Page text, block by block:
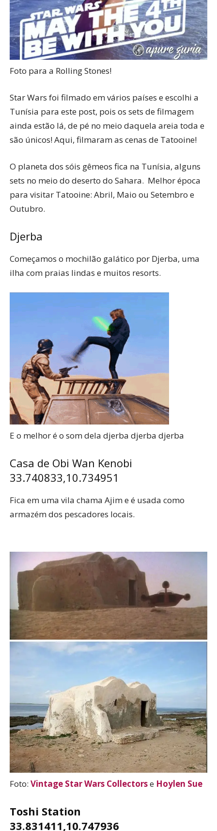
Foto para a Rolling Stones!
Star Wars foi filmado em vários países e escolhi a
Tunísia para este post, pois os sets de filmagem
ainda estão lá, de pé no meio daquela areia toda e
são únicos! Aqui, filmaram as cenas de Tatooine!
O planeta dos sóis gêmeos fica na Tunísia, alguns
sets no meio do deserto do Sahara. Melhor época
para visitar Tatooine: Abril, Maio ou Setembro e
Outubro.
Djerba
Começamos o mochilão galático por Djerba, uma
ilha com praias lindas e muitos resorts.
E o melhor é o som dela djerba djerba djerba
Casa de Obi Wan Kenobi
33.740833,10.734951
Fica em uma vila chama Ajim e é usada como
armazém dos pescadores locais.
Foto: Vintage Star Wars Collectorse Hoylen Sue
Toshi Station
33.831411,10.747936